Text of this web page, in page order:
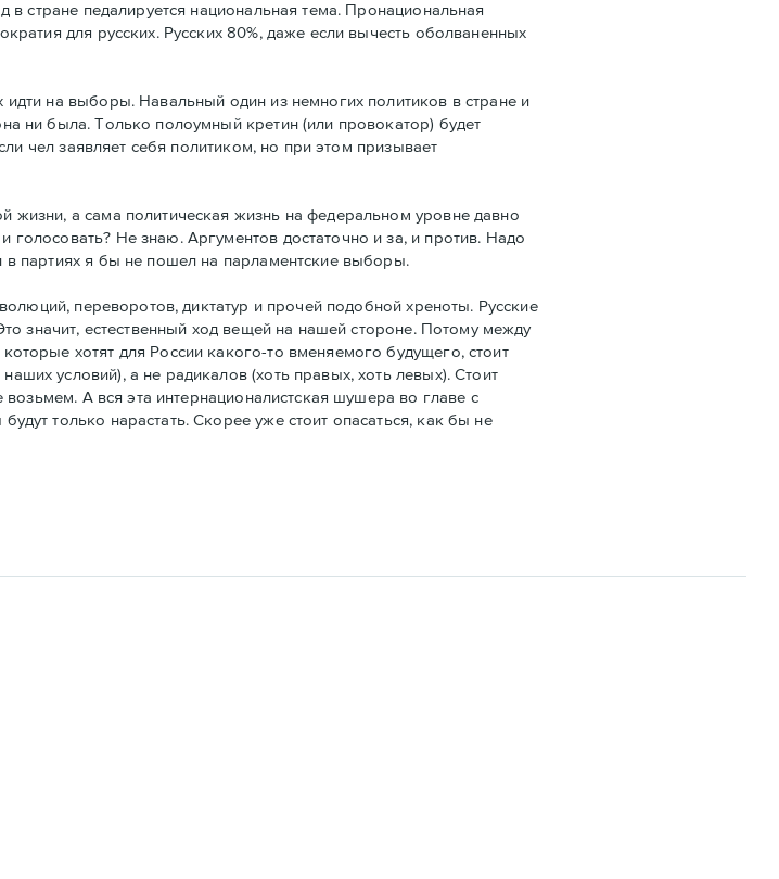
стране педалируется национальная тема. Пронациональная
для русских. Русских 80%, даже если вычесть оболваненных
на выборы. Навальный один из немногих политиков в стране и
ни была. Только полоумный кретин (или провокатор) будет
чел заявляет себя политиком, но при этом призывает
а сама политическая жизнь на федеральном уровне давно
Не знаю. Аргументов достаточно и за, и против. Надо
партиях я бы не пошел на парламентские выборы.
переворотов, диктатур и прочей подобной хреноты. Русские
значит, естественный ход вещей на нашей стороне. Потому между
хотят для России какого-то вменяемого будущего, стоит
условий), а не радикалов (хоть правых, хоть левых). Стоит
А вся эта интернационалистская шушера во главе с
только нарастать. Скорее уже стоит опасаться, как бы не